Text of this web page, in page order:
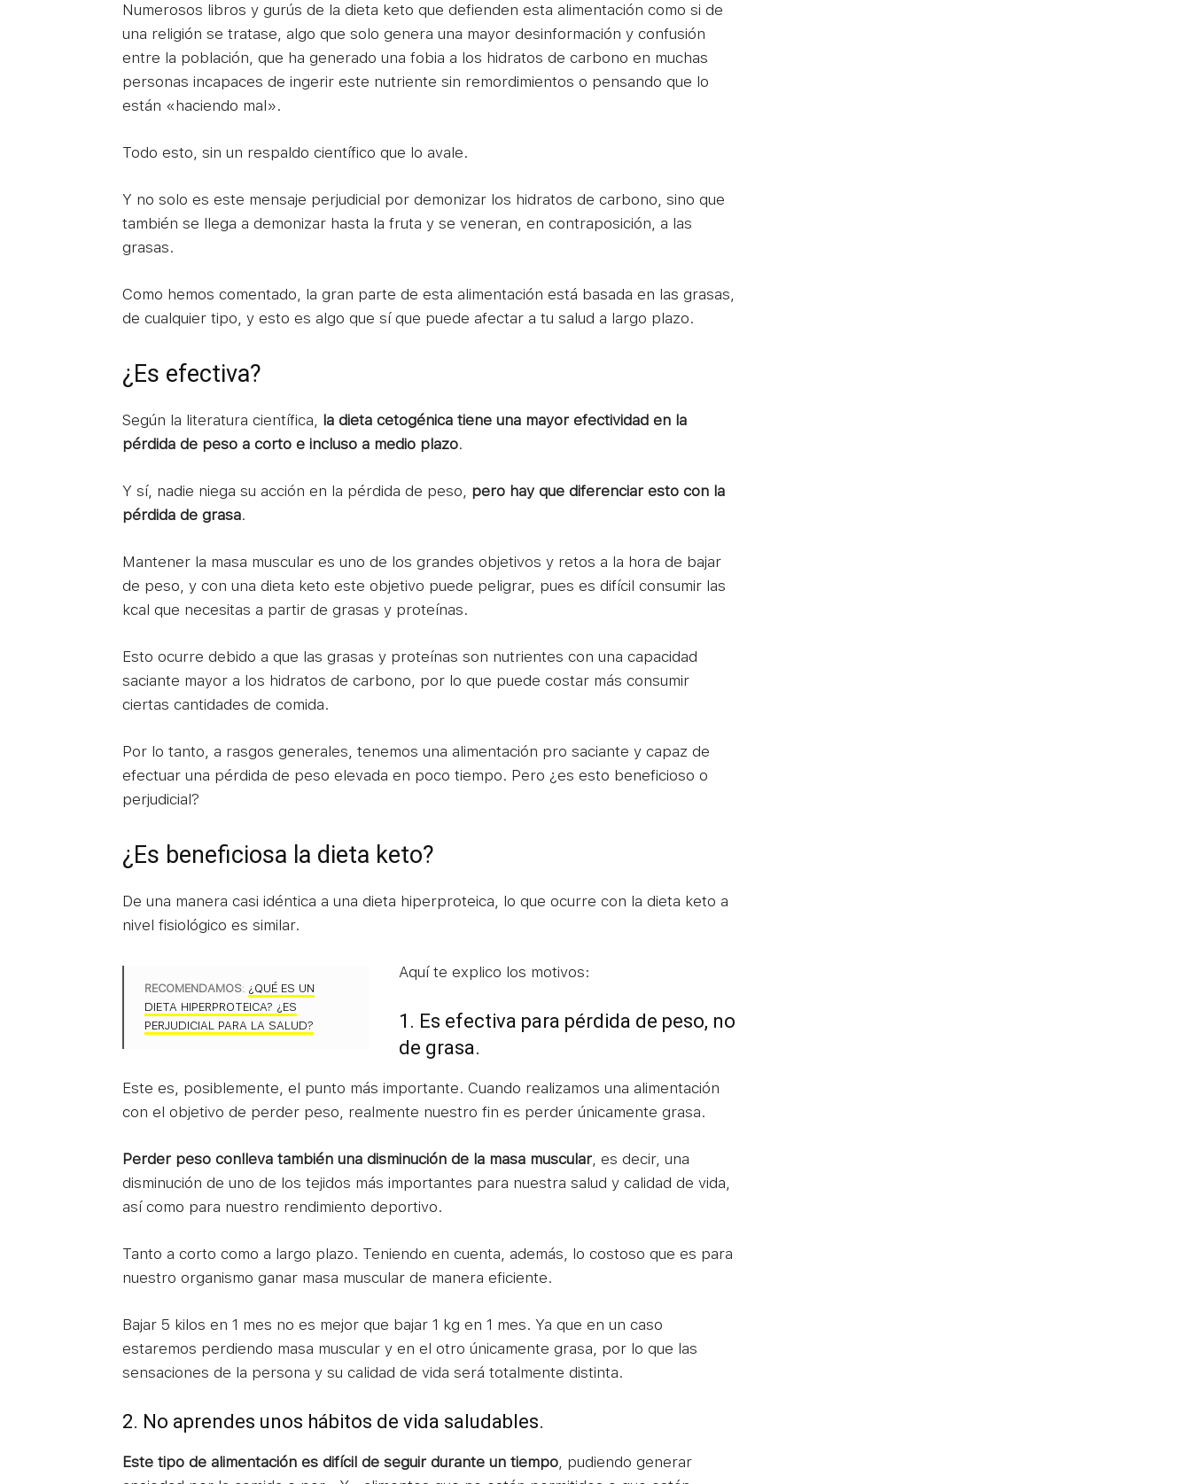
Numerosos libros y gurús de la dieta keto que defienden esta alimentación como si de
una religión se tratase, algo que solo genera una mayor desinformación y confusión
entre la población, que ha generado una fobia a los hidratos de carbono en muchas
personas incapaces de ingerir este nutriente sin remordimientos o pensando que lo
están «haciendo mal».
Todo esto, sin un respaldo científico que lo avale.
Y no solo es este mensaje perjudicial por demonizar los hidratos de carbono, sino que
también se llega a demonizar hasta la fruta y se veneran, en contraposición, a las
grasas.
Como hemos comentado, la gran parte de esta alimentación está basada en las grasas,
de cualquier tipo, y esto es algo que sí que puede afectar a tu salud a largo plazo.
¿Es efectiva?
Según la literatura científica, la dieta cetogénica tiene una mayor efectividad en la
pérdida de peso a corto e incluso a medio plazo.
Y sí, nadie niega su acción en la pérdida de peso, pero hay que diferenciar esto con la
pérdida de grasa.
Mantener la masa muscular es uno de los grandes objetivos y retos a la hora de bajar
de peso, y con una dieta keto este objetivo puede peligrar, pues es difícil consumir las
kcal que necesitas a partir de grasas y proteínas.
Esto ocurre debido a que las grasas y proteínas son nutrientes con una capacidad
saciante mayor a los hidratos de carbono, por lo que puede costar más consumir
ciertas cantidades de comida.
Por lo tanto, a rasgos generales, tenemos una alimentación pro saciante y capaz de
efectuar una pérdida de peso elevada en poco tiempo. Pero ¿es esto beneficioso o
perjudicial?
¿Es beneficiosa la dieta keto?
De una manera casi idéntica a una dieta hiperproteica, lo que ocurre con la dieta keto a
nivel fisiológico es similar.
RECOMENDAMOS: ¿QUÉ ES UN
DIETA HIPERPROTEICA? ¿ES
PERJUDICIAL PARA LA SALUD?
Aquí te explico los motivos:
1. Es efectiva para pérdida de peso, no
de grasa.
Este es, posiblemente, el punto más importante. Cuando realizamos una alimentación
con el objetivo de perder peso, realmente nuestro fin es perder únicamente grasa.
Perder peso conlleva también una disminución de la masa muscular, es decir, una
disminución de uno de los tejidos más importantes para nuestra salud y calidad de vida,
así como para nuestro rendimiento deportivo.
Tanto a corto como a largo plazo. Teniendo en cuenta, además, lo costoso que es para
nuestro organismo ganar masa muscular de manera eficiente.
Bajar 5 kilos en 1 mes no es mejor que bajar 1 kg en 1 mes. Ya que en un caso
estaremos perdiendo masa muscular y en el otro únicamente grasa, por lo que las
sensaciones de la persona y su calidad de vida será totalmente distinta.
2. No aprendes unos hábitos de vida saludables.
Este tipo de alimentación es difícil de seguir durante un tiempo, pudiendo generar